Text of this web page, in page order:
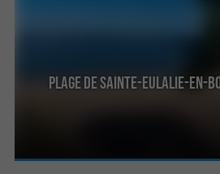
Plage de Sainte-Eulalie-en-
C’est un joli petit village, qui héberge cette